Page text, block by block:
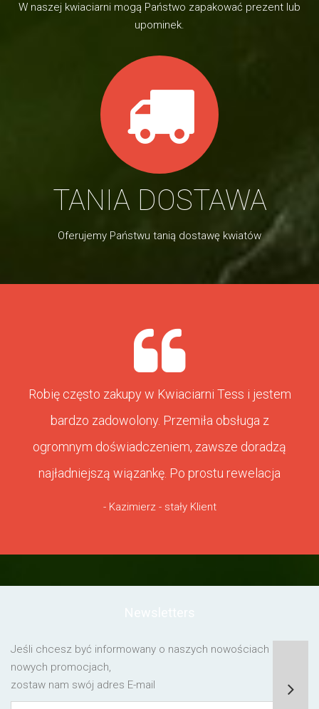
W naszej kwiaciarni mogą Państwo zapakować prezent lub
upominek.
TANIA DOSTAWA
Oferujemy Państwu tanią dostawę kwiatów
Robię często zakupy w Kwiaciarni Tess i jestem
bardzo zadowolony. Przemiła obsługa z
ogromnym doświadczeniem, zawsze doradzą
najładniejszą wiązankę. Po prostu rewelacja
- Kazimierz - stały Klient
Jeśli chcesz być informowany o naszych nowościach lub o
nowych promocjach,
zostaw nam swój adres E-mail